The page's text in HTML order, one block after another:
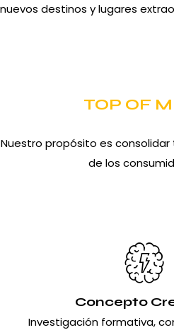
nuevos destinos y lugares
TOP OF
Nuestro propósito es
de los
Concepto
Investigación formativa,